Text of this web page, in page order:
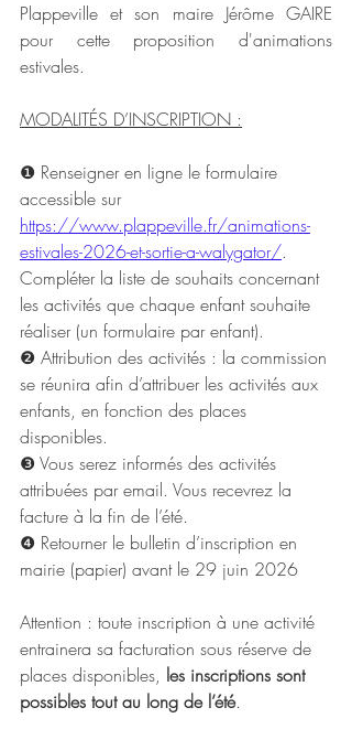
Plappeville et son maire Jérôme GAIRE
pour cette proposition d'animations
estivales.
MODALITÉS D’INSCRIPTION :
❶ Renseigner en ligne le formulaire
accessible sur
https://www.plappeville.fr/animations-
estivales-2026-et-sortie-a-walygator/.
Compléter la liste de souhaits concernant
les activités que chaque enfant souhaite
réaliser (un formulaire par enfant).
❷ Attribution des activités : la commission
se réunira afin d’attribuer les activités aux
enfants, en fonction des places
disponibles.
❸ Vous serez informés des activités
attribuées par email. Vous recevrez la
facture à la fin de l’été.
❹ Retourner le bulletin d’inscription en
mairie (papier) avant le 29 juin 2026
Attention : toute inscription à une activité
entrainera sa facturation sous réserve de
places disponibles, les inscriptions sont
possibles tout au long de l’été.